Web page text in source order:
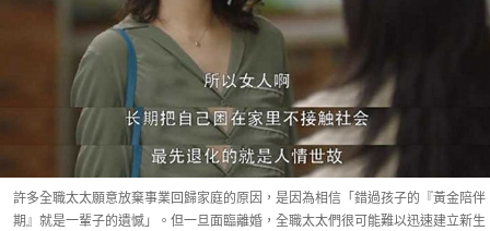
許多全職太太願意放棄事業回歸家庭的原因，是因為相信「錯過孩子的『黃金陪伴
期』就是一輩子的遺憾」。但一旦面臨離婚，全職太太們很可能難以迅速建立新生